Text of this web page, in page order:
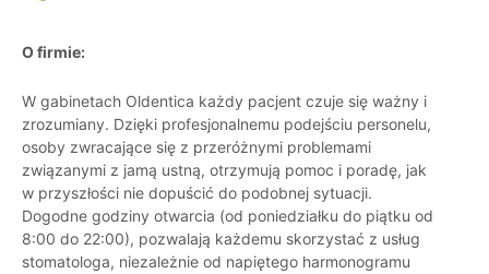
O firmie:
W gabinetach Oldentica każdy pacjent czuje się ważny i
zrozumiany. Dzięki profesjonalnemu podejściu personelu,
osoby zwracające się z przeróżnymi problemami
związanymi z jamą ustną, otrzymują pomoc i poradę, jak
w przyszłości nie dopuścić do podobnej sytuacji.
Dogodne godziny otwarcia (od poniedziałku do piątku od
8:00 do 22:00), pozwalają każdemu skorzystać z usług
stomatologa, niezależnie od napiętego harmonogramu